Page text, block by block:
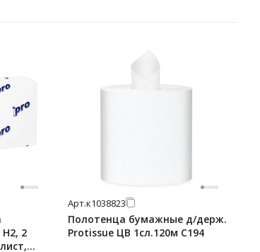
2
Арт.к1038823
Полотенца бумажные д/держ.
Protissue ЦВ 1сл.120м С194